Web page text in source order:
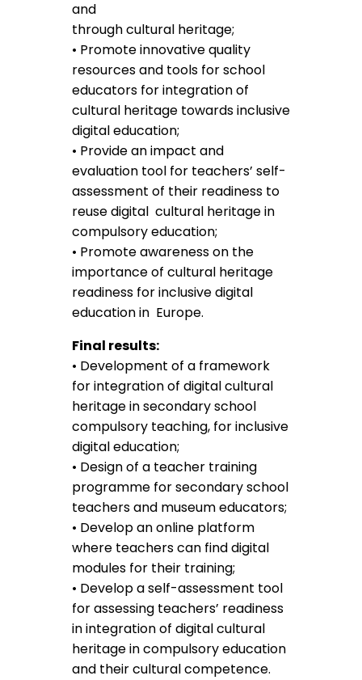
and
through cultural heritage;
• Promote innovative quality
resources and tools for school
educators for integration of
cultural heritage towards inclusive
digital education;
• Provide an impact and
evaluation tool for teachers’ self-
assessment of their readiness to
reuse digital cultural heritage in
compulsory education;
• Promote awareness on the
importance of cultural heritage
readiness for inclusive digital
education in Europe.
Final results:
• Development of a framework
for integration of digital cultural
heritage in secondary school
compulsory teaching, for inclusive
digital education;
• Design of a teacher training
programme for secondary school
teachers and museum educators;
• Develop an online platform
where teachers can find digital
modules for their training;
• Develop a self-assessment tool
for assessing teachers’ readiness
in integration of digital cultural
heritage in compulsory education
and their cultural competence.